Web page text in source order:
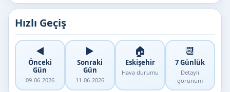
Hızlı Geçiş
◀️
Önceki
Gün
09-06-2026
▶️
Sonraki
Gün
11-06-2026
🏠
Eskişehir
Hava durumu
📆
7 Günlük
Detaylı
görünüm